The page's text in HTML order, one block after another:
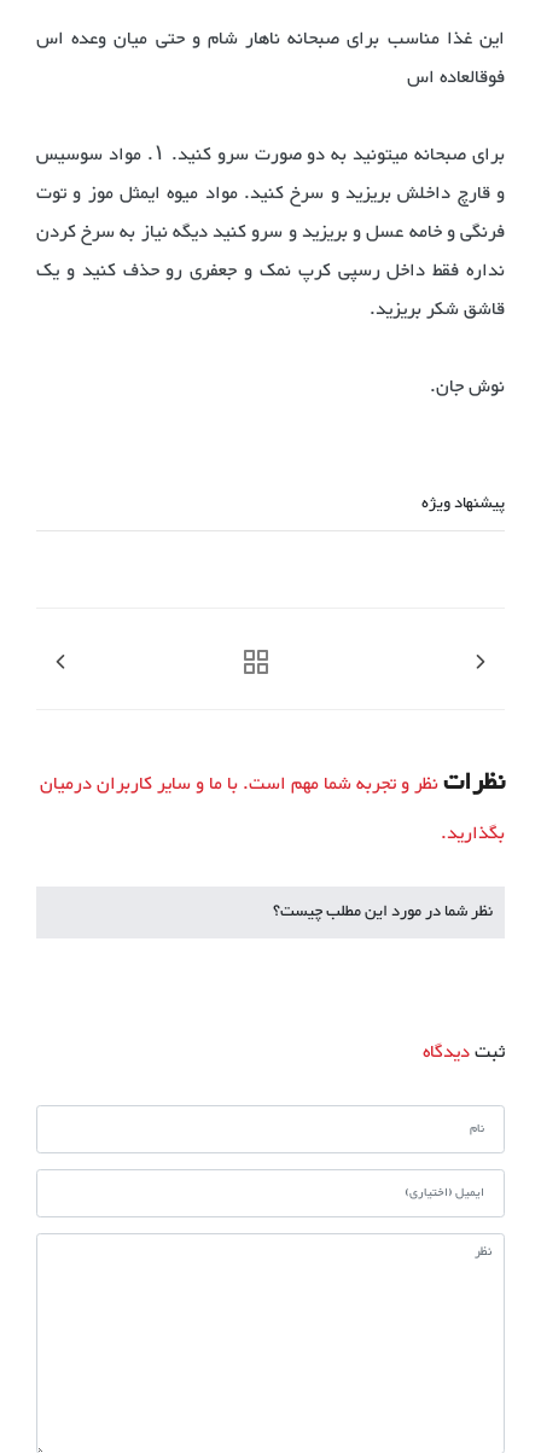
این غذا مناسب برای صبحانه ناهار شام و حتی میان وعده اس
فوقالعاده اس
برای صبحانه میتونید به دو صورت سرو کنید. ۱. مواد سوسیس
و قارچ داخلش بریزید و سرخ کنید. مواد میوه ایمثل موز و توت
فرنگی و خامه عسل و بریزید و سرو کنید دیگه نیاز به سرخ کردن
نداره فقط داخل رسپی کرپ نمک و جعفری رو حذف کنید و یک
قاشق شکر بریزید.
نوش جان.
پیشنهاد ویژه
نظراتنظر و تجربه شما مهم است. با ما و سایر کاربران درمیان
بگذارید.
نظر شما در مورد این مطلب چیست؟
ثبتدیدگاه